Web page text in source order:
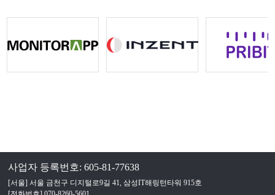
사업자 등록번호: 605-81-77638
[서울] 서울 금천구 디지털로9길 41, 삼성IT해링턴타워 915호